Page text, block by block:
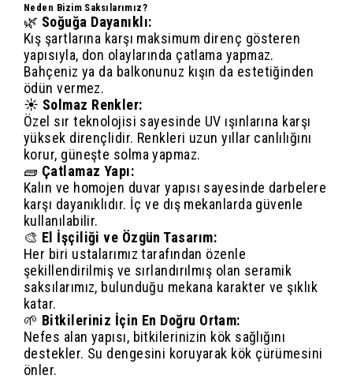
Neden Bizim Saksılarımız?
🌿 Soğuğa Dayanıklı:
Kış şartlarına karşı maksimum direnç gösteren
yapısıyla, don olaylarında çatlama yapmaz.
Bahçeniz ya da balkonunuz kışın da estetiğinden
ödün vermez.
☀️ Solmaz Renkler:
Özel sır teknolojisi sayesinde UV ışınlarına karşı
yüksek dirençlidir. Renkleri uzun yıllar canlılığını
korur, güneşte solma yapmaz.
🧱 Çatlamaz Yapı:
Kalın ve homojen duvar yapısı sayesinde darbelere
karşı dayanıklıdır. İç ve dış mekanlarda güvenle
kullanılabilir.
🎨 El İşçiliği ve Özgün Tasarım:
Her biri ustalarımız tarafından özenle
şekillendirilmiş ve sırlandırılmış olan seramik
saksılarımız, bulunduğu mekana karakter ve şıklık
katar.
🌱 Bitkileriniz İçin En Doğru Ortam:
Nefes alan yapısı, bitkilerinizin kök sağlığını
destekler. Su dengesini koruyarak kök çürümesini
önler.